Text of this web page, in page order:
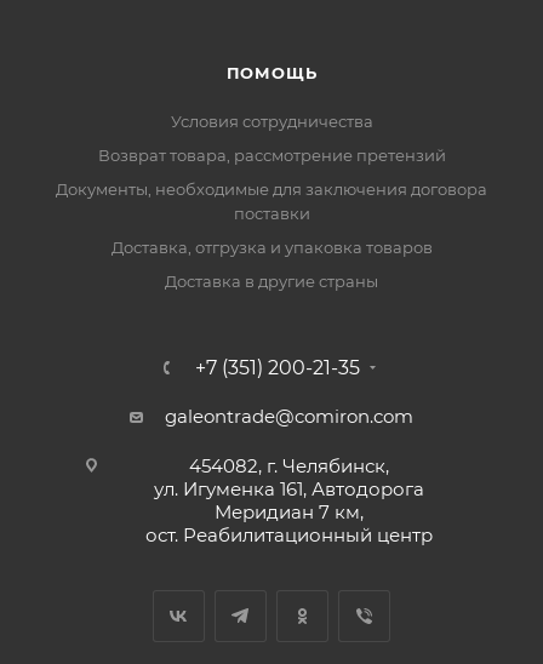
ПОМОЩЬ
Условия сотрудничества
Возврат товара, рассмотрение претензий
Документы, необходимые для заключения договора
поставки
Доставка, отгрузка и упаковка товаров
Доставка в другие страны
+7 (351) 200-21-35
galeontrade@comiron.com
454082, г. Челябинск,
ул. Игуменка 161, Автодорога
Меридиан 7 км,
ост. Реабилитационный центр